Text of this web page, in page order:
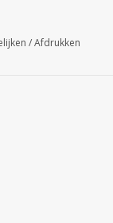
/Afdrukken